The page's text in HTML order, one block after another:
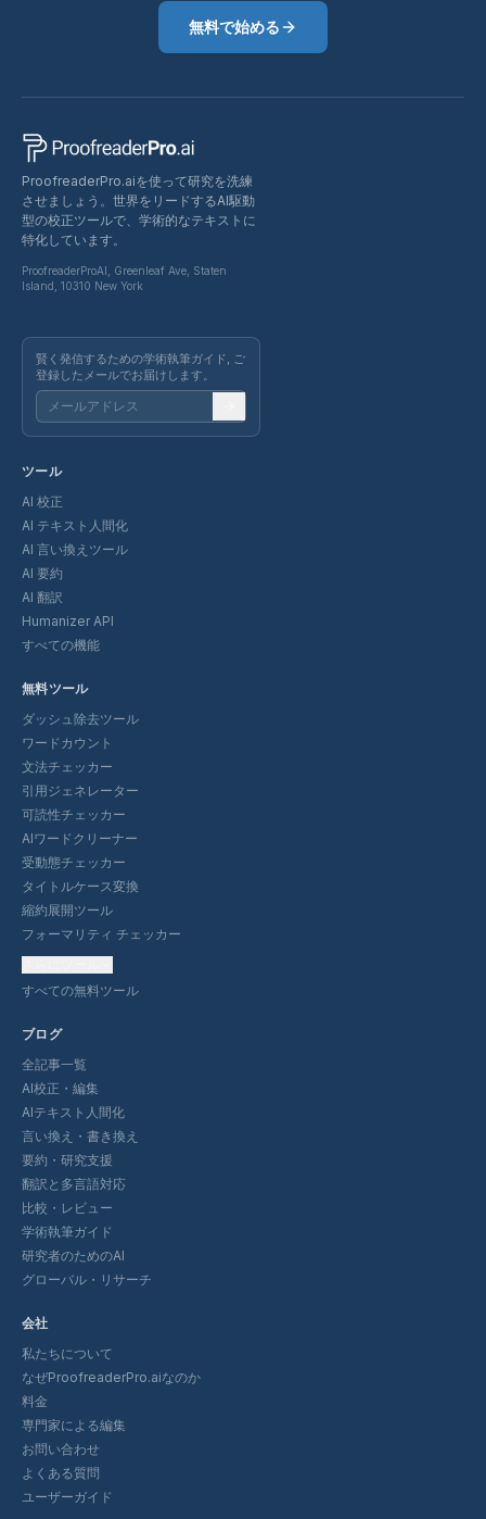
無料で始める
ProofreaderPro.aiを使って研究を洗練
させましょう。世界をリードするAI駆動
型の校正ツールで、学術的なテキストに
特化しています。
ProofreaderProAI, Greenleaf Ave, Staten
Island, 10310 New York
賢く発信するための学術執筆ガイド, ご
登録したメールでお届けします。
ツール
AI 校正
AI テキスト人間化
AI 言い換えツール
AI 要約
AI 翻訳
Humanizer API
すべての機能
無料ツール
ダッシュ除去ツール
ワードカウント
文法チェッカー
引用ジェネレーター
可読性チェッカー
AIワードクリーナー
受動態チェッカー
タイトルケース変換
縮約展開ツール
フォーマリティ チェッカー
すべての無料ツール
ブログ
全記事一覧
AI校正・編集
AIテキスト人間化
言い換え・書き換え
要約・研究支援
翻訳と多言語対応
比較・レビュー
学術執筆ガイド
研究者のためのAI
グローバル・リサーチ
会社
私たちについて
なぜProofreaderPro.aiなのか
料金
専門家による編集
お問い合わせ
よくある質問
ユーザーガイド